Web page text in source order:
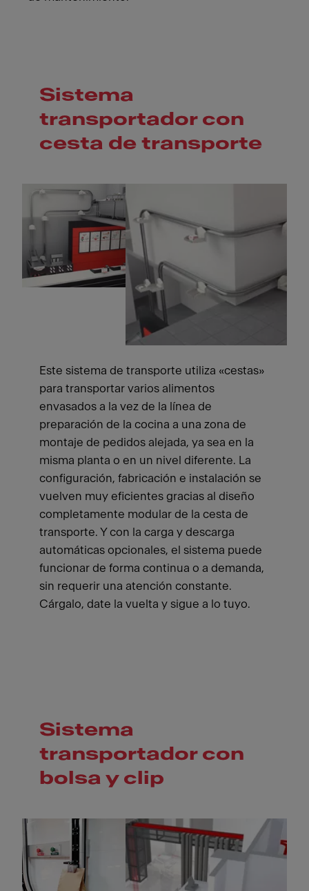
Sistema
transportador con
cesta de transporte
Este sistema de transporte utiliza «cestas»
para transportar varios alimentos
envasados a la vez de la línea de
preparación de la cocina a una zona de
montaje de pedidos alejada, ya sea en la
misma planta o en un nivel diferente. La
configuración, fabricación e instalación se
vuelven muy eficientes gracias al diseño
completamente modular de la cesta de
transporte. Y con la carga y descarga
automáticas opcionales, el sistema puede
funcionar de forma continua o a demanda,
sin requerir una atención constante.
Cárgalo, date la vuelta y sigue a lo tuyo.
Sistema
transportador con
bolsa y clip